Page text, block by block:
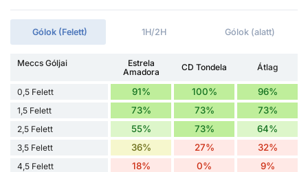
Gólok (Felett) 1H/2H Gólok (alatt)
Meccs Góljai
Estrela
Amadora
CD Tondela Átlag
0,5 Felett 91% 100% 96%
1,5 Felett 73% 73% 73%
2,5 Felett 55% 73% 64%
3,5 Felett 36% 27% 32%
4,5 Felett 18% 0% 9%